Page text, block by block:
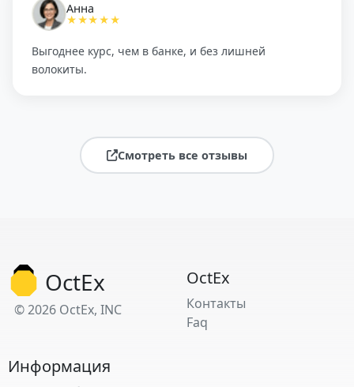
Анна
★★★★★
Выгоднее курс, чем в банке, и без лишней
волокиты.
Смотреть все отзывы
OctEx
© 2026 OctEx, INC
OctEx
Контакты
Faq
Информация